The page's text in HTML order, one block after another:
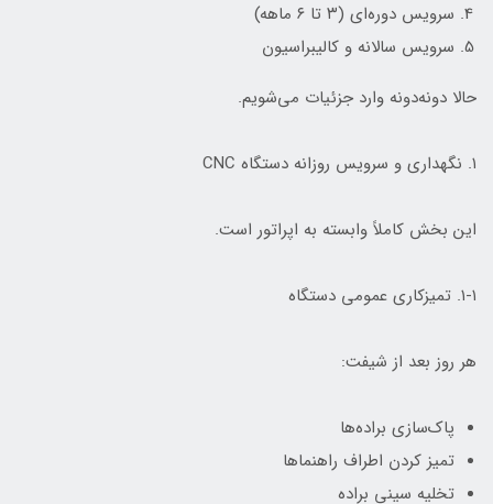
سرویس دوره‌ای (۳ تا ۶ ماهه)
سرویس سالانه و کالیبراسیون
حالا دونه‌دونه وارد جزئیات می‌شویم.
۱. نگهداری و سرویس روزانه دستگاه CNC
این بخش کاملاً وابسته به اپراتور است.
۱-۱. تمیزکاری عمومی دستگاه
هر روز بعد از شیفت:
پاک‌سازی براده‌ها
تمیز کردن اطراف راهنماها
تخلیه سینی براده